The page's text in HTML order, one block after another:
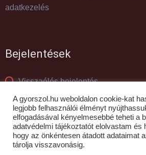
adatkezelés
Bejelentések
Visszaélés bejelentés
Panaszkezelés
© GYŐR-SZOL Zrt - 2010- 2026
A gyorszol.hu weboldalon cookie-kat
legjobb felhasználói élményt
elfogadásával kényelmesebbé teheti a
adatvédelmi tájékoztatót elolvastam és
hogy az önkéntesen átadott adataimat
tárolja visszavonásig.